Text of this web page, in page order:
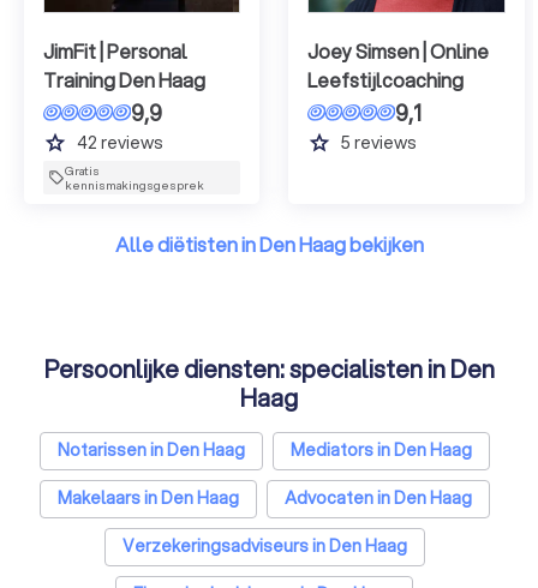
JimFit | Personal
Training Den Haag
9,9
grade 42 reviews
Gratis
kennismakingsgesprek
Joey Simsen | Online
Leefstijlcoaching
9,1
grade 5 reviews
Alle diëtisten in Den Haag bekijken
Persoonlijke diensten: specialisten in Den
Haag
Notarissen in Den Haag
Mediators in Den Haag
Makelaars in Den Haag
Advocaten in Den Haag
Verzekeringsadviseurs in Den Haag